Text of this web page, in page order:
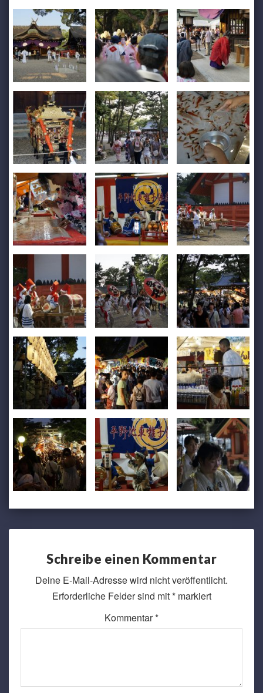
Schreibe einen Kommentar
Deine E-Mail-Adresse wird nicht veröffentlicht.
Erforderliche Felder sind mit*markiert
Kommentar*